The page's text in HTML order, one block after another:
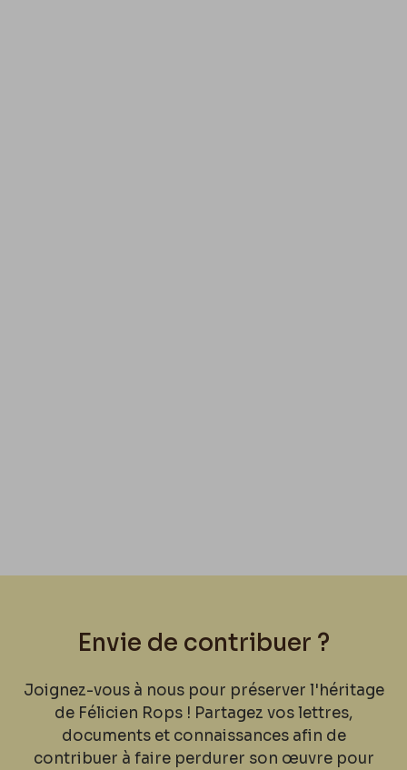
Envie de contribuer ?
Joignez-vous à nous pour préserver l'héritage
de Félicien Rops ! Partagez vos lettres,
documents et connaissances afin de
contribuer à faire perdurer son œuvre pour